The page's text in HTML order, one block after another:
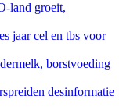
land groeit,
jaar cel en tbs voor
borstvoeding
desinformatie